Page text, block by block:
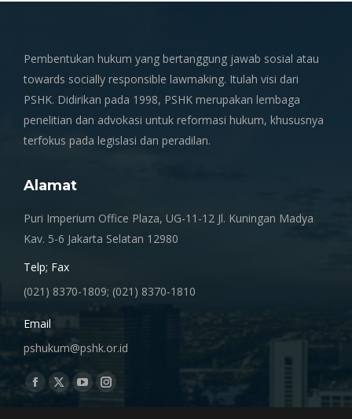
Pembentukan hukum yang bertanggung jawab sosial atau
towards socially responsible lawmaking. Itulah visi dari
PSHK. Didirikan pada 1998, PSHK merupakan lembaga
penelitian dan advokasi untuk reformasi hukum, khususnya
terfokus pada legislasi dan peradilan.
Alamat
Puri Imperium Office Plaza, UG-11-12 Jl. Kuningan Madya
Kav. 5-6 Jakarta Selatan 12980
Telp; Fax
(021) 8370-1809; (021) 8370-1810
Email
pshukum@pshk.or.id
Find us on:
Facebook
X
YouTubeInstagram